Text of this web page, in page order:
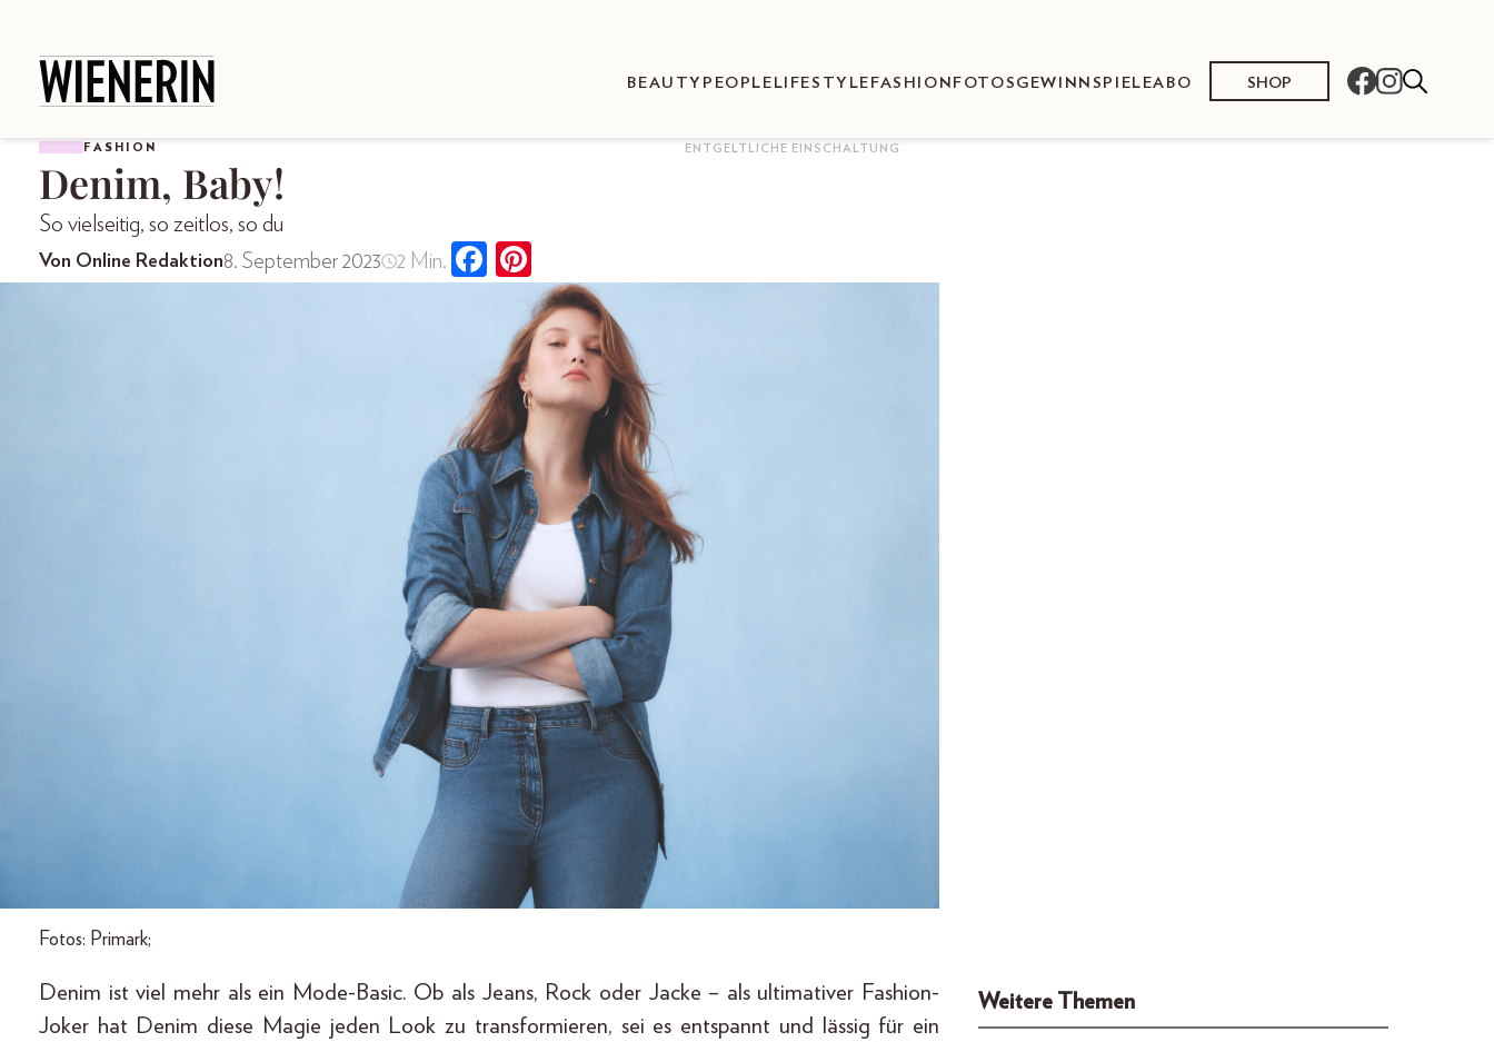
BEAUTY PEOPLE LIFESTYLE FASHION FOTOS GEWINNSPIELEABO SHOP
FASHION ENTGELTLICHE EINSCHALTUNG
Denim, Baby!
So vielseitig, so zeitlos, so du
Von Online Redaktion8. September 2023 2 Min.
Fotos: Primark;
Denim ist viel mehr als ein Mode-Basic. Ob als Jeans, Rock oder Jacke – als ultimativer Fashion-
Joker hat Denim diese Magie jeden Look zu transformieren, sei es entspannt und lässig für ein
Weitere Themen